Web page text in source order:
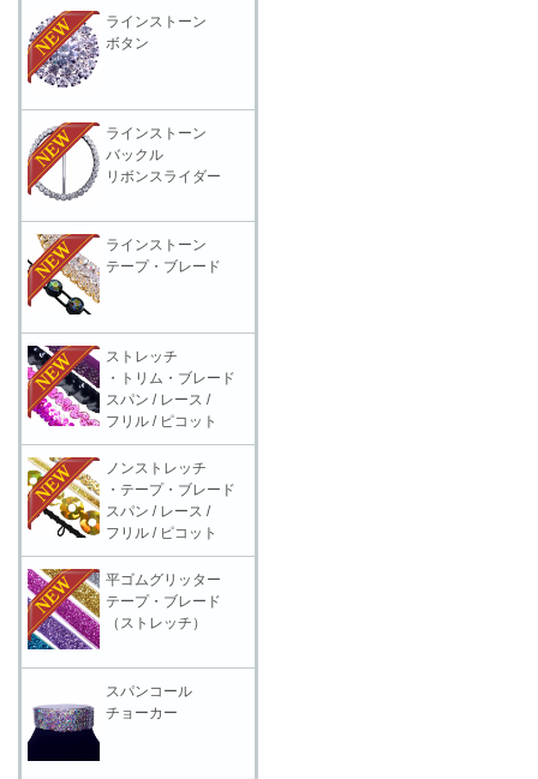
ラインストーン
ボタン
ラインストーン
バックル
リボンスライダー
ラインストーン
テープ・ブレード
ストレッチ
・トリム・ブレード
スパン / レース /
フリル / ピコット
ノンストレッチ
・テープ・ブレード
スパン / レース /
フリル / ピコット
平ゴムグリッター
テープ・ブレード
（ストレッチ）
スパンコール
チョーカー